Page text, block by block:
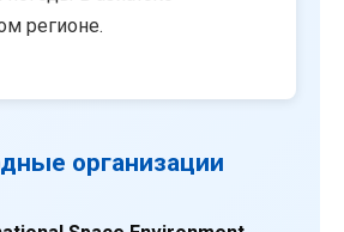
регионе.
организации